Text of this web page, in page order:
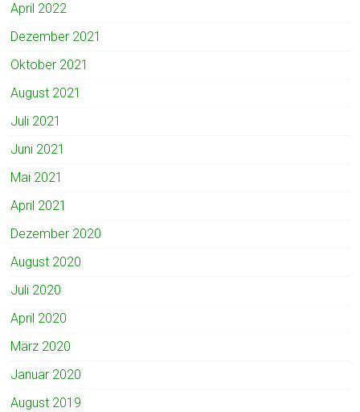
April 2022
Dezember 2021
Oktober 2021
August 2021
Juli 2021
Juni 2021
Mai 2021
April 2021
Dezember 2020
August 2020
Juli 2020
April 2020
März 2020
Januar 2020
August 2019